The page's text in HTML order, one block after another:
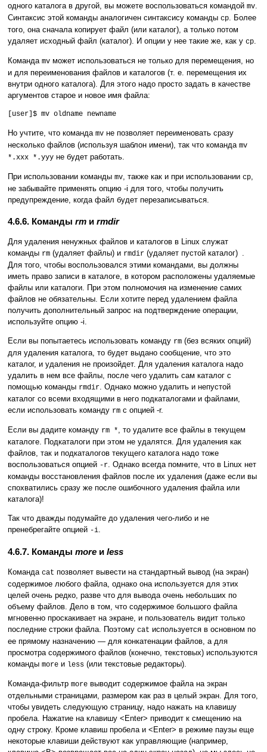
одного каталога в другой, вы можете воспользоваться командой mv.
Синтаксис этой команды аналогичен синтаксису команды cp. Более
того, она сначала копирует файл (или каталог), а только потом
удаляет исходный файл (каталог). И опции у нее такие же, как у cp.
Команда mv может использоваться не только для перемещения, но
и для переименования файлов и каталогов (т. е. перемещения их
внутри одного каталога). Для этого надо просто задать в качестве
аргументов старое и новое имя файла:
[user]$ mv oldname newname
Но учтите, что команда mv не позволяет переименовать сразу
несколько файлов (используя шаблон имени), так что команда mv
*.xxx *.yyy не будет работать.
При использовании команды mv, также как и при использовании cp,
не забывайте применять опцию -i для того, чтобы получить
предупреждение, когда файл будет перезаписываться.
4.6.6. Команды rm и rmdir
Для удаления ненужных файлов и каталогов в Linux служат
команды rm (удаляет файлы) и rmdir (удаляет пустой каталог) .
Для того, чтобы воспользовался этими командами, вы должны
иметь право записи в каталоге, в котором расположены удаляемые
файлы или каталоги. При этом полномочия на изменение самих
файлов не обязательны. Если хотите перед удалением файла
получить дополнительный запрос на подтверждение операции,
используйте опцию -i.
Если вы попытаетесь использовать команду rm (без всяких опций)
для удаления каталога, то будет выдано сообщение, что это
каталог, и удаления не произойдет. Для удаления каталога надо
удалить в нем все файлы, после чего удалить сам каталог с
помощью команды rmdir. Однако можно удалить и непустой
каталог со всеми входящими в него подкаталогами и файлами,
если использовать команду rm с опцией -r.
Если вы дадите команду rm *, то удалите все файлы в текущем
каталоге. Подкаталоги при этом не удалятся. Для удаления как
файлов, так и подкаталогов текущего каталога надо тоже
воспользоваться опцией -r. Однако всегда помните, что в Linux нет
команды восстановления файлов после их удаления (даже если вы
спохватились сразу же после ошибочного удаления файла или
каталога)!
Так что дважды подумайте до удаления чего-либо и не
пренебрегайте опцией -i.
4.6.7. Команды more и less
Команда cat позволяет вывести на стандартный вывод (на экран)
содержимое любого файла, однако она используется для этих
целей очень редко, разве что для вывода очень небольших по
объему файлов. Дело в том, что содержимое большого файла
мгновенно проскакивает на экране, и пользователь видит только
последние строки файла. Поэтому cat используется в основном по
ее прямому назначению — для конкатенации файлов, а для
просмотра содержимого файлов (конечно, текстовых) используются
команды more и less (или текстовые редакторы).
Команда-фильтр more выводит содержимое файла на экран
отдельными страницами, размером как раз в целый экран. Для того,
чтобы увидеть следующую страницу, надо нажать на клавишу
пробела. Нажатие на клавишу <Enter> приводит к смещению на
одну строку. Кроме клавиш пробела и <Enter> в режиме паузы еще
некоторые клавиши действуют как управляющие (например,